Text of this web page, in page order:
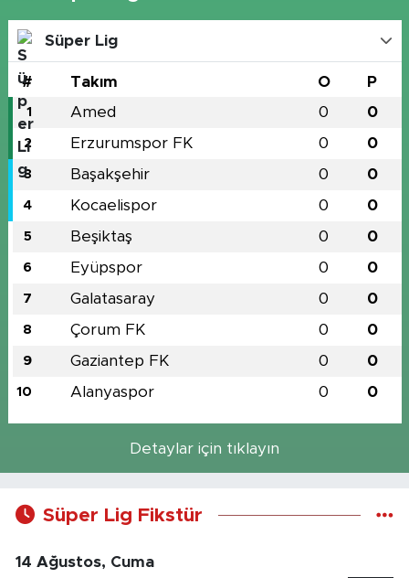
Süper Lig
# Takım O P
1 Amed 0 0
2 Erzurumspor FK 0 0
3 Başakşehir 0 0
4 Kocaelispor 0 0
5 Beşiktaş 0 0
6 Eyüpspor 0 0
7 Galatasaray 0 0
8 Çorum FK 0 0
9 Gaziantep FK 0 0
10 Alanyaspor 0 0
Detaylar için tıklayın
Süper Lig Fikstür
14 Ağustos, Cuma